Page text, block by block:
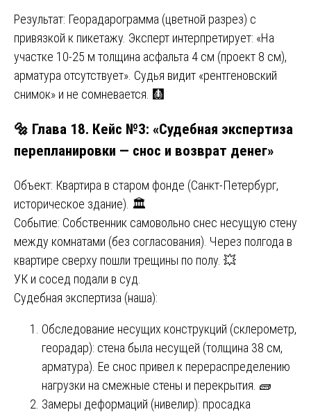
Результат: Георадарограмма (цветной разрез) с
привязкой к пикетажу. Эксперт интерпретирует: «На
участке 10-25 м толщина асфальта 4 см (проект 8 см),
арматура отсутствует». Судья видит «рентгеновский
снимок» и не сомневается. 🩻
🔩 Глава 18. Кейс №3: «Судебная экспертиза
перепланировки — снос и возврат денег»
Объект: Квартира в старом фонде (Санкт-Петербург,
историческое здание). 🏛️
Событие: Собственник самовольно снес несущую стену
между комнатами (без согласования). Через полгода в
квартире сверху пошли трещины по полу. 💥
УК и сосед подали в суд.
Судебная экспертиза (наша):
Обследование несущих конструкций (склерометр,
георадар): стена была несущей (толщина 38 см,
арматура). Ее снос привел к перераспределению
нагрузки на смежные стены и перекрытия. 🧱
Замеры деформаций (нивелир): просадка